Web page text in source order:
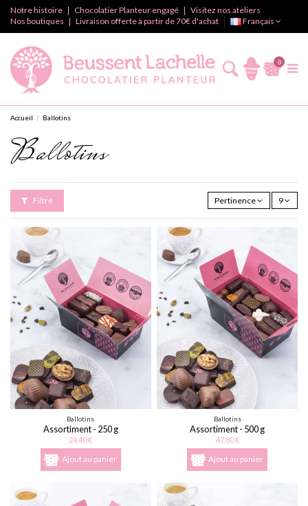
Notre histoire Chocolatier Planteur engagé
Visitez nos ateliers
Nos boutiques
Livraison offerte à partir de 70€ d'achat Français
0
Accueil Ballotins
Ballotins
Filtre Pertinence 9
Ballotins
Assortiment - 250 g
24,40 €
Ajout au panier
Ballotins
Assortiment - 500 g
47,80 €
Ajout au panier